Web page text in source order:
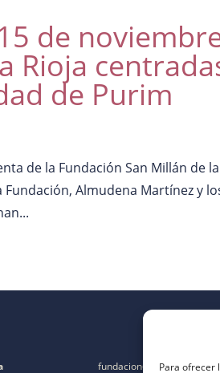
Para ofrecer
de
Rioja
de Purim
de la Fundación San Millán de la
Almudena Martínez y
fundacion@fsanmillan.es